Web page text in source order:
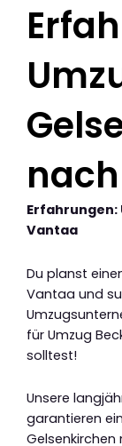
Erfahrungen:
Vantaa
Du planst
Vantaa und
für Umzug
solltest!
Unsere
garantieren
Gelsenkirchen